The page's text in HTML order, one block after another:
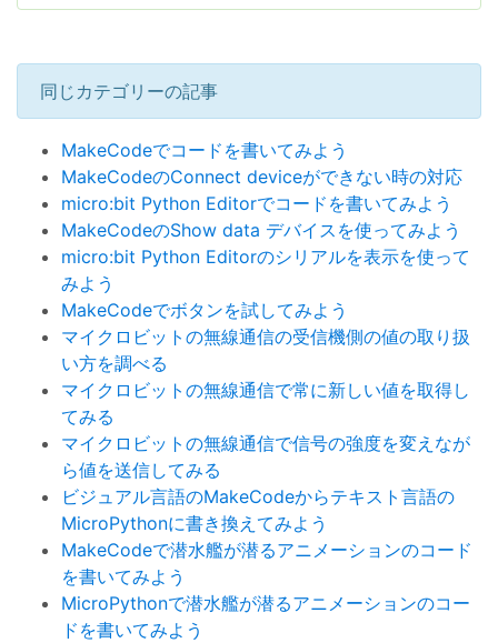
同じカテゴリーの記事
MakeCodeでコードを書いてみよう
MakeCodeのConnect deviceができない時の対応
micro:bit Python Editorでコードを書いてみよう
MakeCodeのShow data デバイスを使ってみよう
micro:bit Python Editorのシリアルを表示を使って
みよう
MakeCodeでボタンを試してみよう
マイクロビットの無線通信の受信機側の値の取り扱
い方を調べる
マイクロビットの無線通信で常に新しい値を取得し
てみる
マイクロビットの無線通信で信号の強度を変えなが
ら値を送信してみる
ビジュアル言語のMakeCodeからテキスト言語の
MicroPythonに書き換えてみよう
MakeCodeで潜水艦が潜るアニメーションのコード
を書いてみよう
MicroPythonで潜水艦が潜るアニメーションのコー
ドを書いてみよう